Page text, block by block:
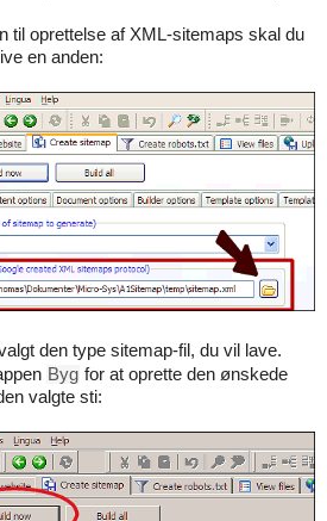
til oprettelse af XML-sitemaps skal du
en anden:
den type sitemap-fil, du vil lave.
Byg for at oprette den ønskede
valgte sti: